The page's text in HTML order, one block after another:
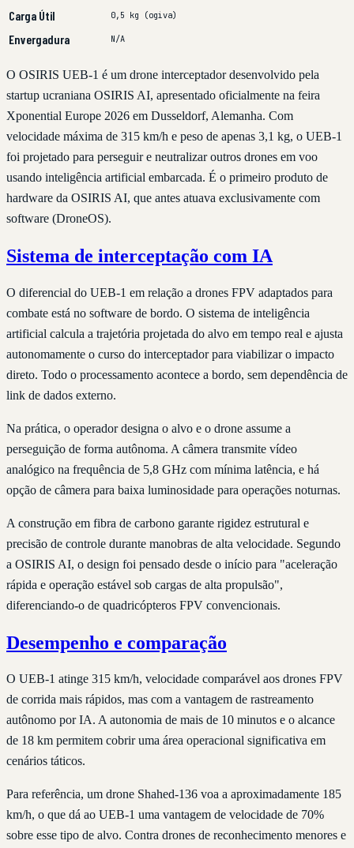
Carga Útil 0,5 kg (ogiva)
Envergadura N/A
O OSIRIS UEB-1 é um drone interceptador desenvolvido pela
startup ucraniana OSIRIS AI, apresentado oficialmente na feira
Xponential Europe 2026 em Dusseldorf, Alemanha. Com
velocidade máxima de 315 km/h e peso de apenas 3,1 kg, o UEB-1
foi projetado para perseguir e neutralizar outros drones em voo
usando inteligência artificial embarcada. É o primeiro produto de
hardware da OSIRIS AI, que antes atuava exclusivamente com
software (DroneOS).
Sistema de interceptação com IA
O diferencial do UEB-1 em relação a drones FPV adaptados para
combate está no software de bordo. O sistema de inteligência
artificial calcula a trajetória projetada do alvo em tempo real e ajusta
autonomamente o curso do interceptador para viabilizar o impacto
direto. Todo o processamento acontece a bordo, sem dependência de
link de dados externo.
Na prática, o operador designa o alvo e o drone assume a
perseguição de forma autônoma. A câmera transmite vídeo
analógico na frequência de 5,8 GHz com mínima latência, e há
opção de câmera para baixa luminosidade para operações noturnas.
A construção em fibra de carbono garante rigidez estrutural e
precisão de controle durante manobras de alta velocidade. Segundo
a OSIRIS AI, o design foi pensado desde o início para "aceleração
rápida e operação estável sob cargas de alta propulsão",
diferenciando-o de quadricópteros FPV convencionais.
Desempenho e comparação
O UEB-1 atinge 315 km/h, velocidade comparável aos drones FPV
de corrida mais rápidos, mas com a vantagem de rastreamento
autônomo por IA. A autonomia de mais de 10 minutos e o alcance
de 18 km permitem cobrir uma área operacional significativa em
cenários táticos.
Para referência, um drone Shahed-136 voa a aproximadamente 185
km/h, o que dá ao UEB-1 uma vantagem de velocidade de 70%
sobre esse tipo de alvo. Contra drones de reconhecimento menores e